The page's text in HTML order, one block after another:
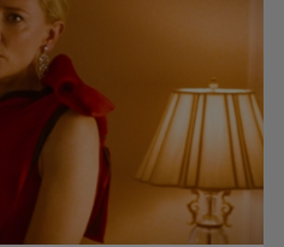
nivel A 1 / VIDEO